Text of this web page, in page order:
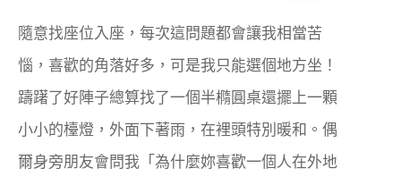
隨意找座位入座，每次這問題都會讓我相當苦
惱，喜歡的角落好多，可是我只能選個地方坐！
躊躇了好陣子總算找了一個半橢圓桌還擺上一顆
小小的檯燈，外面下著雨，在裡頭特別暖和。偶
爾身旁朋友會問我「為什麼妳喜歡一個人在外地